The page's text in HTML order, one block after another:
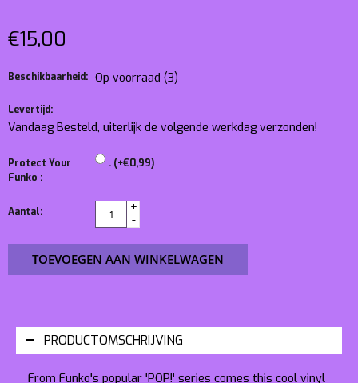
€15,00
Beschikbaarheid: Op voorraad (3)
Levertijd:
Vandaag Besteld, uiterlijk de volgende werkdag verzonden!
Protect Your
Funko :
. (+€0,99)
Aantal:
+
-
TOEVOEGEN AAN WINKELWAGEN
PRODUCTOMSCHRIJVING
From Funko's popular 'POP!' series comes this cool vinyl